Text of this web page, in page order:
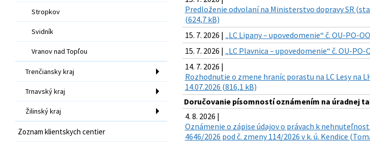
Stropkov
Svidník
Vranov nad Topľou
Trenčiansky kraj
Trnavský kraj
Žilinský kraj
Zoznam klientskych centier
Predloženie odvolaní na Ministerstvo dopravy SR
(624,7 kB)
15. 7. 2026 | „LC Lipany – upovedomenie“ č. OU-PO-
15. 7. 2026 | „LC Plavnica – upovedomenie“ č. OU-
14. 7. 2026 |
Rozhodnutie o zmene hraníc porastu na LC Lesy na
14.07.2026 (816,1 kB)
Doručovanie písomností oznámením na úradnej
4. 8. 2026 |
Oznámenie o zápise údajov o právach k
4646/2026 pod č. zmeny 114/2026 v k. ú. Kendice